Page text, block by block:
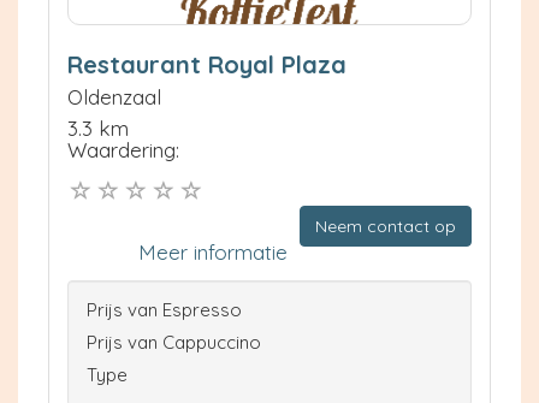
Restaurant Royal Plaza
Oldenzaal
3.3 km
Waardering:
Neem contact op
Meer informatie
Prijs van Espresso
Prijs van Cappuccino
Type